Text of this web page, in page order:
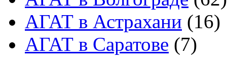
АГАТ в Астрахани (16)
АГАТ в Саратове (7)